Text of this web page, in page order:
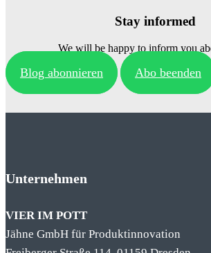
Stay informed
We will be happy to inform you
Blog abonnieren Abo beenden
Unternehmen
VIER IM POTT
Jähne GmbH für Produktinnovation